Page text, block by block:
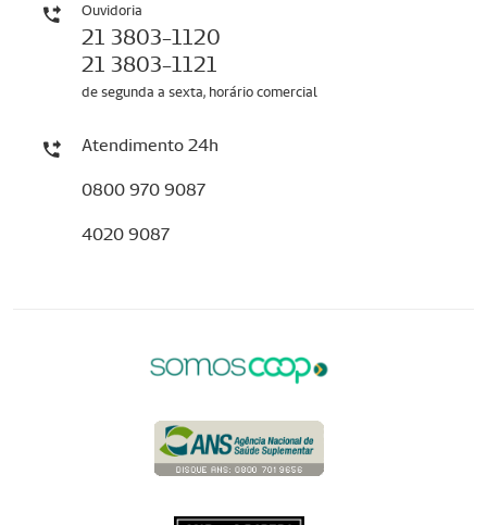
Ouvidoria
21 3803-1120
21 3803-1121
de segunda a sexta, horário comercial
Atendimento 24h
0800 970 9087
4020 9087